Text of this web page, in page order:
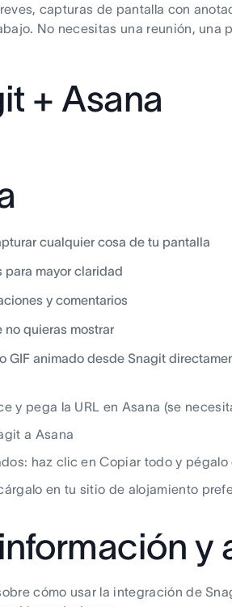
capturas de pantalla con
No necesitas una reunión, una
+ Asana
cualquier cosa de tu pantalla
mayor claridad
y comentarios
no quieras mostrar
GIF animado desde Snagit
y pega la URL en Asana (se
a Asana
haz clic en Copiar todo y pégalo
en tu sitio de alojamiento
y
cómo usar la integración de